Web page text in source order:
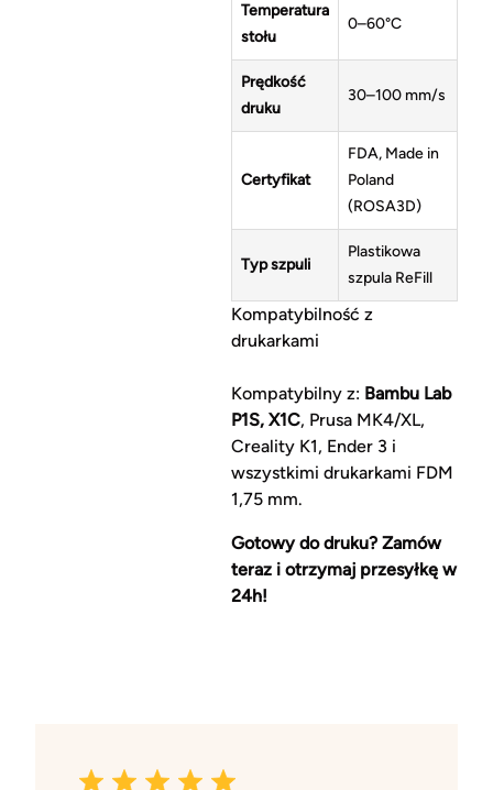
Temperatura
stołu
0–60°C
Prędkość
druku
30–100 mm/s
Certyfikat
FDA, Made in
Poland
(ROSA3D)
Typ szpuli
Plastikowa
szpula ReFill
Kompatybilność z
drukarkami
Kompatybilny z: Bambu Lab
P1S, X1C, Prusa MK4/XL,
Creality K1, Ender 3 i
wszystkimi drukarkami FDM
1,75 mm.
Gotowy do druku? Zamów
teraz i otrzymaj przesyłkę w
24h!